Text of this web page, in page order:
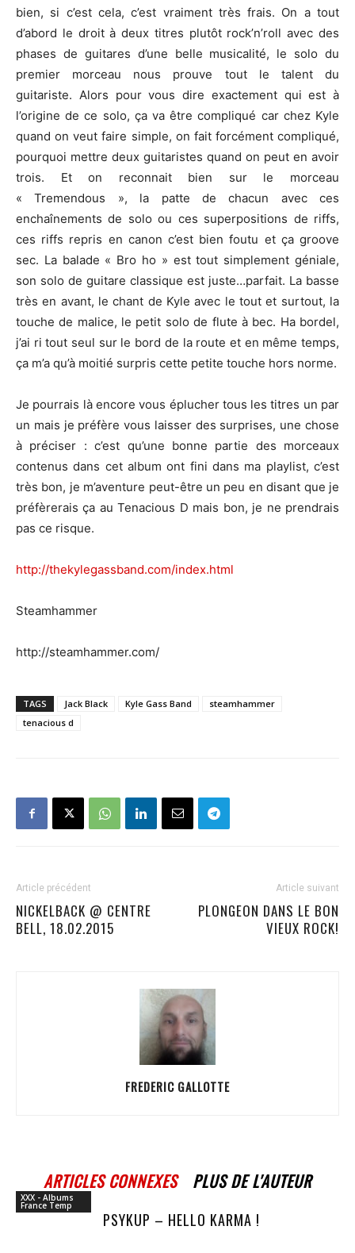
bien, si c’est cela, c’est vraiment très frais. On a tout
d’abord le droit à deux titres plutôt rock’n’roll avec des
phases de guitares d’une belle musicalité, le solo du
premier morceau nous prouve tout le talent du
guitariste. Alors pour vous dire exactement qui est à
l’origine de ce solo, ça va être compliqué car chez Kyle
quand on veut faire simple, on fait forcément compliqué,
pourquoi mettre deux guitaristes quand on peut en avoir
trois. Et on reconnait bien sur le morceau
« Tremendous », la patte de chacun avec ces
enchaînements de solo ou ces superpositions de riffs,
ces riffs repris en canon c’est bien foutu et ça groove
sec. La balade « Bro ho » est tout simplement géniale,
son solo de guitare classique est juste…parfait. La basse
très en avant, le chant de Kyle avec le tout et surtout, la
touche de malice, le petit solo de flute à bec. Ha bordel,
j’ai ri tout seul sur le bord de la route et en même temps,
ça m’a qu’à moitié surpris cette petite touche hors norme.
Je pourrais là encore vous éplucher tous les titres un par
un mais je préfère vous laisser des surprises, une chose
à préciser : c’est qu’une bonne partie des morceaux
contenus dans cet album ont fini dans ma playlist, c’est
très bon, je m’aventure peut-être un peu en disant que je
préfèrerais ça au Tenacious D mais bon, je ne prendrais
pas ce risque.
http://thekylegassband.com/index.html
Steamhammer
http://steamhammer.com/
TAGS Jack Black Kyle Gass Band
steamhammer
tenacious d
Article précédent
NICKELBACK @ CENTRE
BELL, 18.02.2015
Article suivant
PLONGEON DANS LE BON
VIEUX ROCK!
FREDERIC GALLOTTE
ARTICLES CONNEXES PLUS DE L'AUTEUR
XXX - Albums
France Temp
PSYKUP – HELLO KARMA !